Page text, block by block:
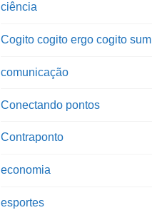
ciência
Cogito cogito ergo cogito sum
comunicação
Conectando pontos
Contraponto
economia
esportes